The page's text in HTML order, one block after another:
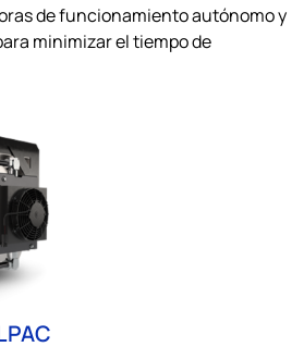
de funcionamiento autónomo y
minimizar el tiempo de